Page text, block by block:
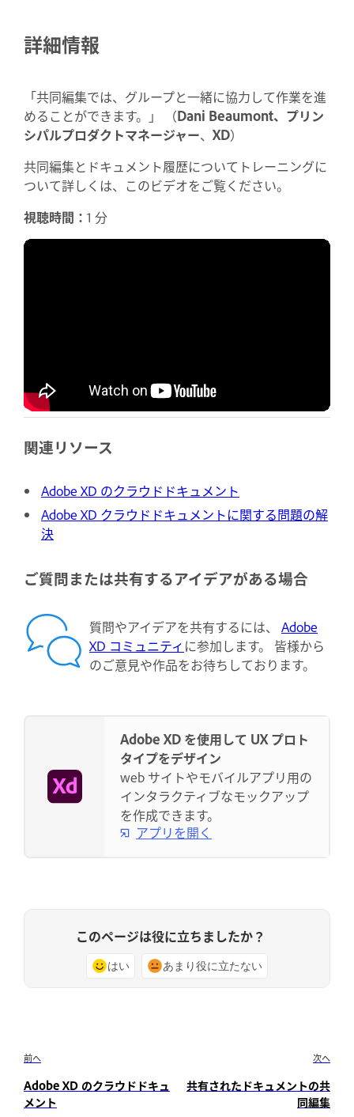
詳細情報
「共同編集では、グループと一緒に協力して作業を進
めることができます。」 （Dani Beaumont、 プリン
シパルプロダクトマネージャー、 XD）
共同編集とドキュメント履歴についてトレーニングに
ついて詳しくは、このビデオをご覧ください。
視聴時間： 1 分
関連リソース
Adobe XD のクラウドドキュメント
Adobe XD クラウドドキュメントに関する問題の解
決
ご質問または共有するアイデアがある場合
質問やアイデアを共有するには、 Adobe
XD コミュニティ に参加します。 皆様から
のご意見や作品をお待ちしております。
Adobe XD を使用して UX プロト
タイプをデザイン
web サイトやモバイルアプリ用の
インタラクティブなモックアップ
を作成できます。
アプリを開く
このページは役に立ちましたか？
はい あまり役に立たない
前へ
Adobe XD のクラウドドキュ
メント
次へ
共有されたドキュメントの共
同編集